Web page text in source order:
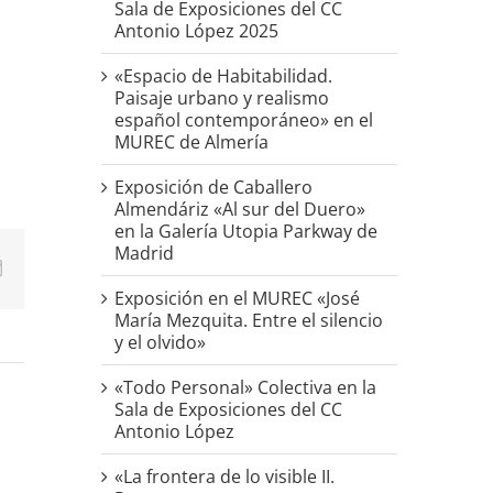
Correo
Sala de Exposiciones del CC
Antonio López 2025
«Espacio de Habitabilidad.
Paisaje urbano y realismo
español contemporáneo» en el
MUREC de Almería
Exposición de Caballero
Almendáriz «Al sur del Duero»
en la Galería Utopia Parkway de
Madrid
Exposición en el MUREC «José
María Mezquita. Entre el silencio
y el olvido»
«Todo Personal» Colectiva en la
Sala de Exposiciones del CC
Antonio López
«La frontera de lo visible II.